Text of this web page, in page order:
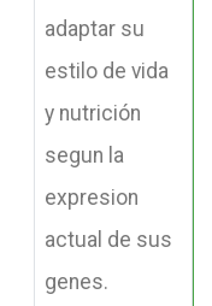
adaptar su
estilo de vida
y nutrición
segun la
expresion
actual de sus
genes.